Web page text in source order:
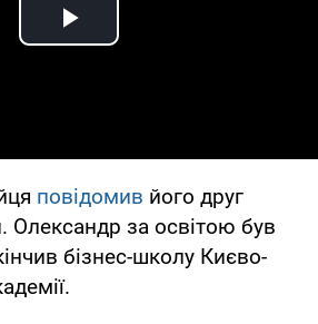
Play Video
повідомив його друг
Олександр за освітою був
бізнес-школу Києво-